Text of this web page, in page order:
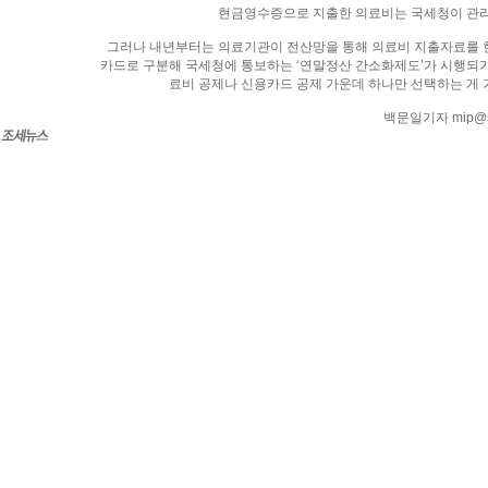
현금영수증으로 지출한 의료비는 국세청이 관
그러나 내년부터는 의료기관이 전산망을 통해 의료비 지출자료를
카드로 구분해 국세청에 통보하는 ‘연말정산 간소화제도’가 시행되
료비 공제나 신용카드 공제 가운데 하나만 선택하는 게
백문일기자